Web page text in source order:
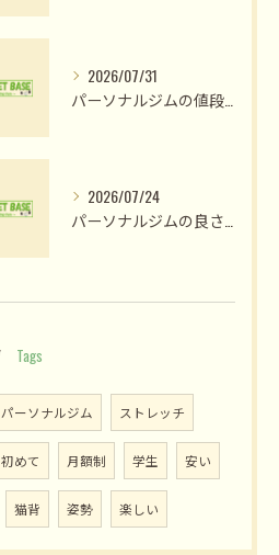
2026/07/31
2026/07/24
Tags
パーソナルジム ストレッチ
初めて 月額制 学生 安い
猫背 姿勢 楽しい